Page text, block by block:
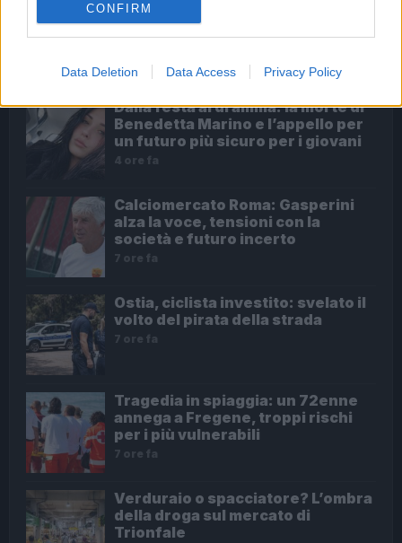
CONFIRM
Data Deletion Data Access Privacy Policy
Dalla festa al dramma: la morte di
Benedetta Marino e l’appello per
un futuro più sicuro per i giovani
4 ore fa
Calciomercato Roma: Gasperini
alza la voce, tensioni con la
società e futuro incerto
7 ore fa
Ostia, ciclista investito: svelato il
volto del pirata della strada
7 ore fa
Tragedia in spiaggia: un 72enne
annega a Fregene, troppi rischi
per i più vulnerabili
7 ore fa
Verduraio o spacciatore? L’ombra
della droga sul mercato di
Trionfale